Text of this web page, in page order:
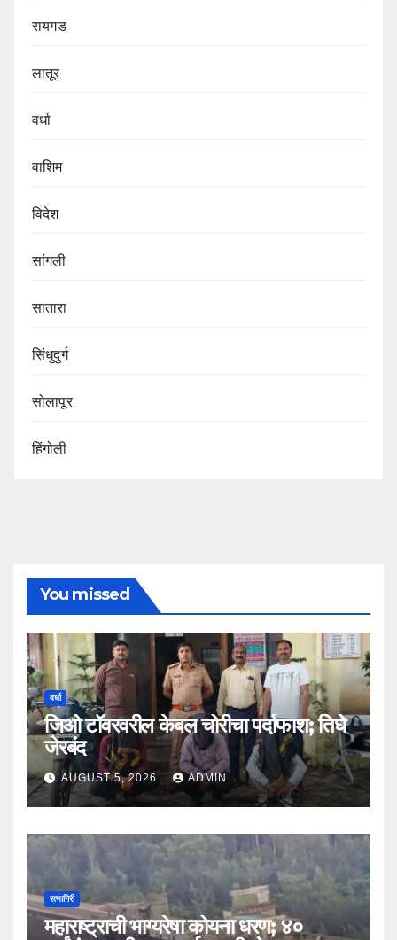
रायगड
लातूर
वर्धा
वाशिम
विदेश
सांगली
सातारा
सिंधुदुर्ग
सोलापूर
हिंगोली
You missed
वर्धा
जिओ टॉवरवरील केबल चोरीचा पर्दाफाश; तिघे
जेरबंद
AUGUST 5, 2026 ADMIN
रत्नागिरी
महाराष्ट्राची भाग्यरेषा कोयना धरण; ४०